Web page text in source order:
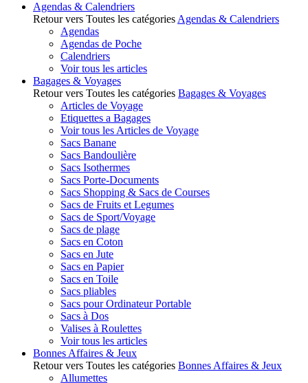
Agendas & Calendriers
Retour vers Toutes les catégories Agendas & Calendriers
Agendas
Agendas de Poche
Calendriers
Voir tous les articles
Bagages & Voyages
Retour vers Toutes les catégories Bagages & Voyages
Articles de Voyage
Etiquettes a Bagages
Voir tous les Articles de Voyage
Sacs Banane
Sacs Bandoulière
Sacs Isothermes
Sacs Porte-Documents
Sacs Shopping & Sacs de Courses
Sacs de Fruits et Legumes
Sacs de Sport/Voyage
Sacs de plage
Sacs en Coton
Sacs en Jute
Sacs en Papier
Sacs en Toile
Sacs pliables
Sacs pour Ordinateur Portable
Sacs à Dos
Valises à Roulettes
Voir tous les articles
Bonnes Affaires & Jeux
Retour vers Toutes les catégories Bonnes Affaires & Jeux
Allumettes